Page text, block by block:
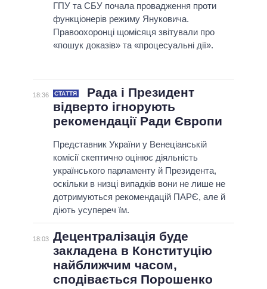
ГПУ та СБУ почала провадження проти
функціонерів режиму Януковича.
Правоохоронці щомісяця звітували про
«пошук доказів» та «процесуальні дії».
18:36 СТАТТЯ
Рада і Президент
відверто ігнорують
рекомендації Ради Європи
Представник України у Венеціанській
комісії скептично оцінює діяльність
українського парламенту й Президента,
оскільки в низці випадків вони не лише не
дотримуються рекомендацій ПАРЄ, але й
діють усупереч їм.
18:03 Децентралізація буде
закладена в Конституцію
найближчим часом,
сподівається Порошенко